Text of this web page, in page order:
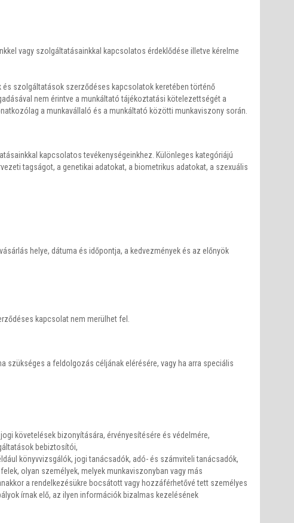
vagy szolgáltatásainkkal kapcsolatos érdeklődése illetve kérelme
és szolgáltatások szerződéses kapcsolatok keretében történő
nem érintve a munkáltató tájékoztatási kötelezettségét a
a munkavállaló és a munkáltató közötti munkaviszony során.
kapcsolatos tevékenységeinkhez. Különleges kategóriájú
tagságot, a genetikai adatokat, a biometrikus adatokat, a szexuális
helye, dátuma és időpontja, a kedvezmények és az előnyök
kapcsolat nem merülhet fel.
szükséges a feldolgozás céljának elérésére, vagy ha arra speciális
követelések bizonyítására, érvényesítésére és védelmére,
bebiztosítói,
könyvvizsgálók, jogi tanácsadók, adó- és számviteli tanácsadók,
olyan személyek, melyek munkaviszonyban vagy más
a rendelkezésükre bocsátott vagy hozzáférhetővé tett személyes
írnak elő, az ilyen információk bizalmas kezelésének